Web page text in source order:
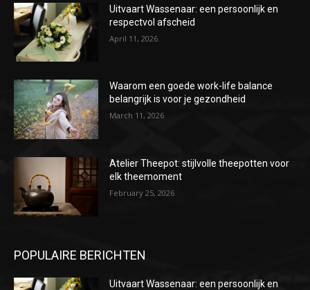
Uitvaart Wassenaar: een persoonlijk en
respectvol afscheid
April 11, 2026
Waarom een goede work-life balance
belangrijk is voor je gezondheid
March 11, 2026
Atelier Theepot: stijlvolle theepotten voor
elk theemoment
February 25, 2026
POPULAIRE BERICHTEN
Uitvaart Wassenaar: een persoonlijk en